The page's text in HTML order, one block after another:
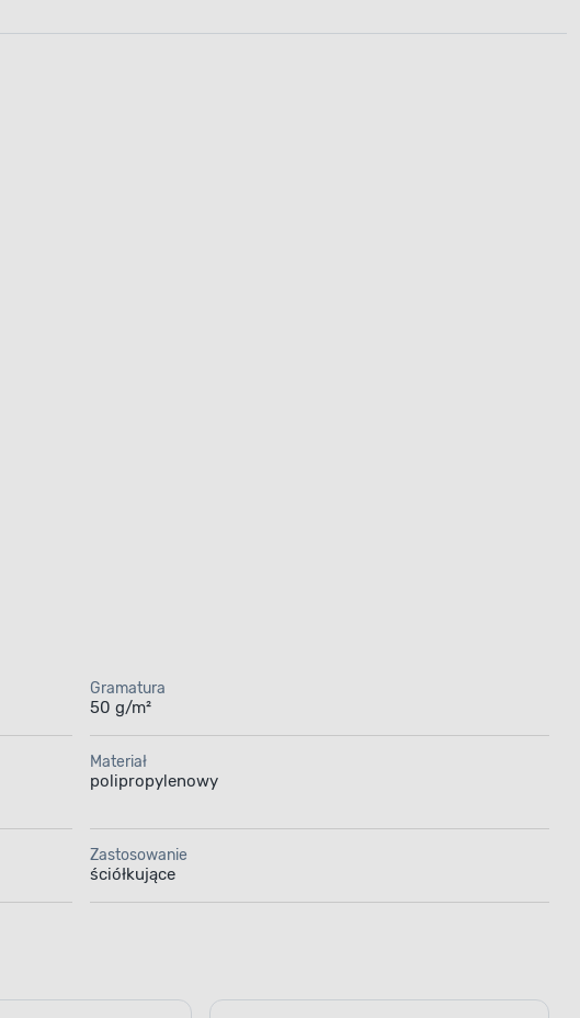
Gramatura
50 g/m²
Materiał
polipropylenowy
Zastosowanie
ściółkujące